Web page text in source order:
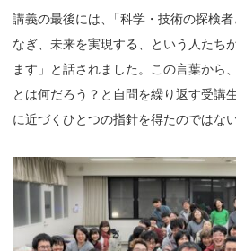
講義の最後には
「科学・技術の探検
なぎ、未来を実現する、という人たち
ます」と話されました。この言葉から
とは何だろう？と自問を繰り返す受講
に近づくひとつの指針を得たのではな